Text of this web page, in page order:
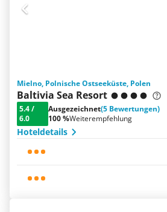
Mielno, Polnische Ostseeküste, Polen
Baltivia Sea Resort
5.4/
6.0
Ausgezeichnet(5 Bewertungen)
100 %Weiterempfehlung
Hoteldetails